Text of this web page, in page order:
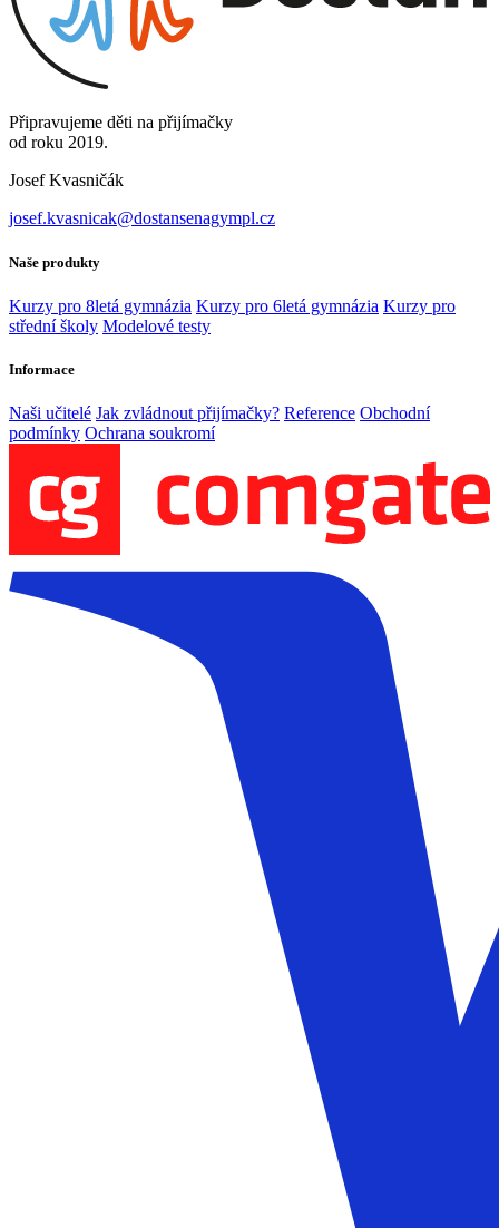
Připravujeme děti na přijímačky
od roku 2019.
Josef Kvasničák
josef.kvasnicak@dostansenagympl.cz
Naše produkty
Kurzy pro 8letá gymnázia Kurzy pro 6letá gymnázia Kurzy pro
střední školy Modelové testy
Informace
Naši učitelé Jak zvládnout přijímačky? Reference Obchodní
podmínky Ochrana soukromí